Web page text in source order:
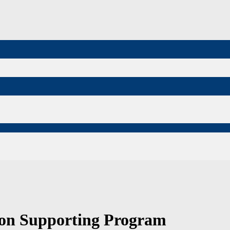
Supporting Program